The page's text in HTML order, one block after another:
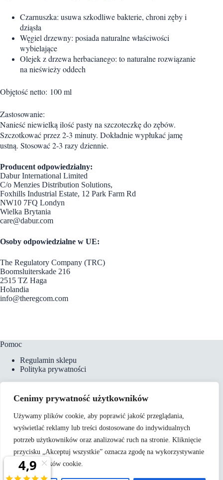
Cenimy prywatność użytkowników
Używamy plików cookie, aby poprawić jakość przeglądania,
wyświetlać reklamy lub treści dostosowane do indywidualnych
potrzeb użytkowników oraz analizować ruch na stronie. Kliknięcie
przycisku „Akceptuj wszystkie” oznacza zgodę na wykorzystywanie
przez nas plików cookie.
Czarnuszka: usuwa szkodliwe bakterie, chroni zęby i
dziąsła
Węgiel drzewny: posiada naturalne właściwości
wybielające
Olejek z drzewa herbacianego: to naturalne rozwiązanie
na nieświeży oddech
Objętość netto: 100 ml
Zastosowanie:
Nanieść niewielką ilość pasty na szczoteczkę do zębów.
Szczotkować przez 2-3 minuty. Dokładnie wypłukać jamę
ustną. Stosować 2-3 razy dziennie.
Producent odpowiedzialny:
Dabur International Limited
C/o Menzies Distribution Solutions,
Foxhills Industrial Estate, 12 Park Farm Rd
NW10 7FQ Londyn
Wielka Brytania
care@dabur.com
Osoby odpowiedzialne w UE:
The Regulatory Company (TRC)
Boomsluiterskade 216
2515 TZ Haga
Holandia
info@theregcom.com
Pomoc
Regulamin sklepu
Polityka prywatności
Płatności i dostawa
Formy płatności
Koszty dostawy
Zamówienia telefoniczne